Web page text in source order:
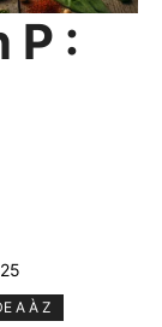
P :
A À Z